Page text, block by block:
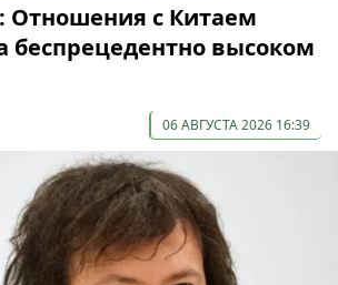
Отношения с Китаем
беспрецедентно высоком
06 АВГУСТА 2026 16:39